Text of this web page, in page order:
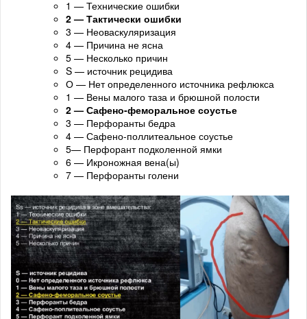
1 — Технические ошибки
2 — Тактически ошибки
3 — Неоваскуляризация
4 — Причина не ясна
5 — Несколько причин
S — источник рецидива
О — Нет определенного источника рефлюкса
1 — Вены малого таза и брюшной полости
2 — Сафено-феморальное соустье
3 — Перфоранты бедра
4 — Сафено-поллитеальное соустье
5— Перфорант подколенной ямки
6 — Икроножная вена(ы)
7 — Перфоранты голени